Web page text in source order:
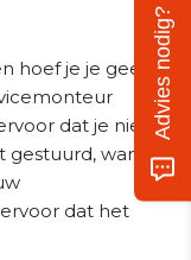
hoef je je geen
dat je niet
want
dat het
Advies nodig?